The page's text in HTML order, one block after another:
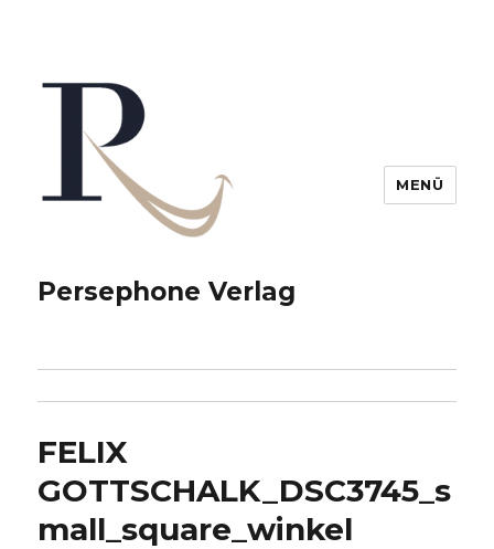
Persephone Verlag
MENÜ
FELIX
GOTTSCHALK_DSC3745_s
mall_square_winkel